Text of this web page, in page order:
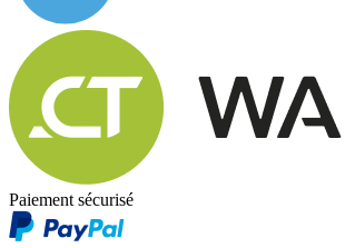
Paiement sécurisé